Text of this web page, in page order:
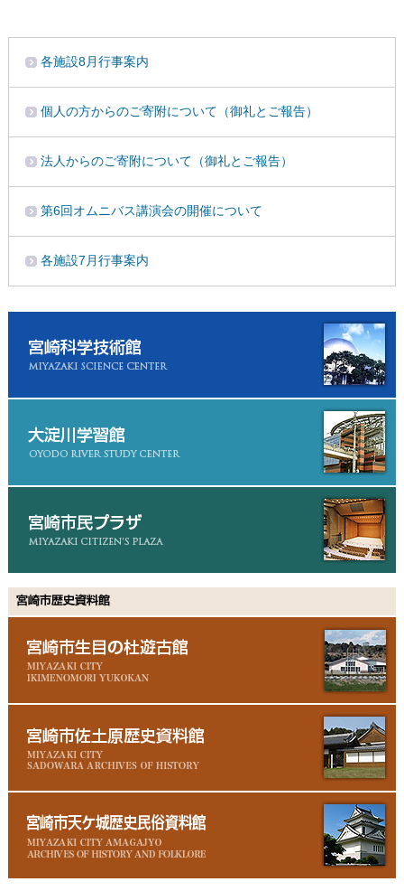
各施設8月行事案内
個人の方からのご寄附について（御礼とご報告）
法人からのご寄附について（御礼とご報告）
第6回オムニバス講演会の開催について
各施設7月行事案内